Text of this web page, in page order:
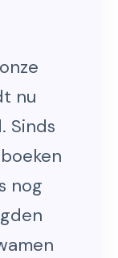
nu
Sinds
nog